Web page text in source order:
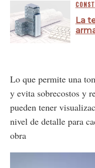
La
Lo que permite una
y evita sobrecostos y
pueden tener
nivel de detalle para
obra